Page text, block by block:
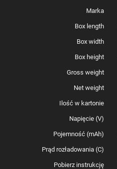
Marka
Box length
Box width
Box height
Gross weight
Net weight
Ilość w kartonie
Napięcie (V)
Pojemność (mAh)
Prąd rozładowania (C)
Pobierz instrukcję